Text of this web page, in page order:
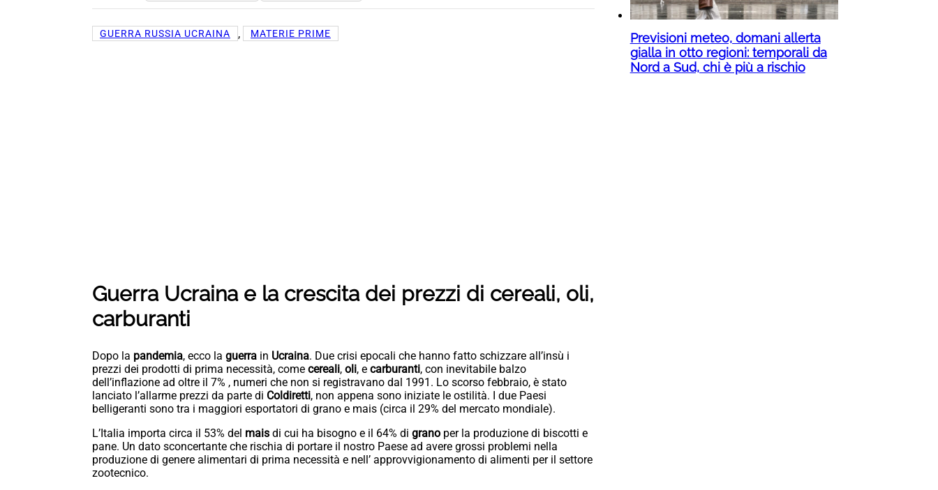
GUERRA RUSSIA UCRAINA , MATERIE PRIME
Guerra Ucraina e la crescita dei prezzi di cereali, oli,
carburanti
Dopo la pandemia, ecco la guerra in Ucraina. Due crisi epocali che hanno fatto schizzare all’insù i
prezzi dei prodotti di prima necessità, come cereali, oli, e carburanti, con inevitabile balzo
dell’inflazione ad oltre il 7% , numeri che non si registravano dal 1991. Lo scorso febbraio, è stato
lanciato l’allarme prezzi da parte di Coldiretti, non appena sono iniziate le ostilità. I due Paesi
belligeranti sono tra i maggiori esportatori di grano e mais (circa il 29% del mercato mondiale).
L’Italia importa circa il 53% del mais di cui ha bisogno e il 64% di grano per la produzione di biscotti e
pane. Un dato sconcertante che rischia di portare il nostro Paese ad avere grossi problemi nella
produzione di genere alimentari di prima necessità e nell’ approvvigionamento di alimenti per il settore
zootecnico.
Previsioni meteo, domani allerta
gialla in otto regioni: temporali da
Nord a Sud, chi è più a rischio